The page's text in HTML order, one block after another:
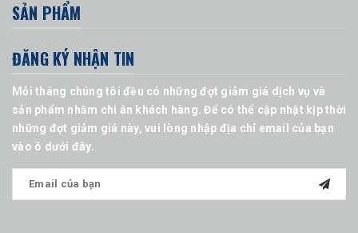
SẢN PHẨM
ĐĂNG KÝ NHẬN TIN
Mỗi tháng chúng tôi đều có những đợt giảm giá dịch vụ và
sản phẩm nhằm chi ân khách hàng. Để có thể cập nhật kịp thời
những đợt giảm giá này, vui lòng nhập địa chỉ email của bạn
vào ô dưới đây.